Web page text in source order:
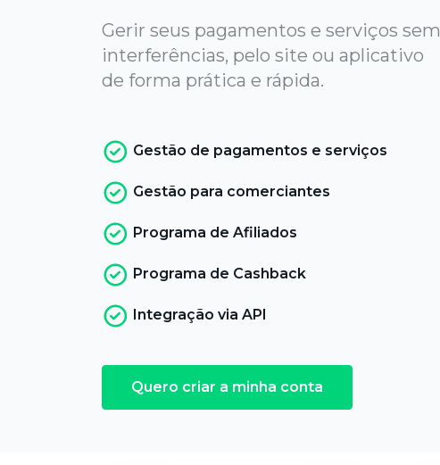
Gerir seus pagamentos e serviços sem
interferências, pelo site ou aplicativo
de forma prática e rápida.
Gestão de pagamentos e serviços
Gestão para comerciantes
Programa de Afiliados
Programa de Cashback
Integração via API
Quero criar a minha conta